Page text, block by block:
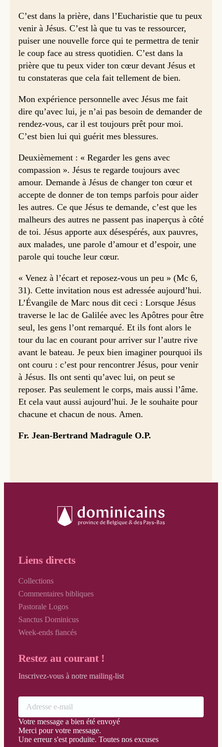
C’est dans la prière, dans l’Eucharistie que tu peux
venir à Jésus. C’est là que tu vas te ressourcer,
puiser une nouvelle force qui te permettra de tenir
le coup face au stress quotidien. C’est dans la
prière que tu peux vider ton cœur devant Jésus et
tu constateras que cela fait tellement de bien.
Mon expérience personnelle avec Jésus me fait
dire qu’avec lui, je n’ai pas besoin de demander de
rendez-vous, car il est toujours prêt pour moi.
C’est bien lui qui guérit mes blessures.
Deuxièmement : « Regarder les gens avec
compassion ». Jésus te regarde toujours avec
amour. Demande à Jésus de changer ton cœur et
accepte de donner de ton temps parfois pour aider
les autres. Ce que Jésus te demande, c’est que les
malheurs des autres ne passent pas inaperçus à côté
de toi. Jésus apporte aux désespérés, aux pauvres,
aux malades, une parole d’amour et d’espoir, une
parole qui touche leur cœur.
« Venez à l’écart et reposez-vous un peu » (Mc 6,
31). Cette invitation nous est adressée aujourd’hui.
L’Évangile de Marc nous dit ceci : Lorsque Jésus
traverse le lac de Galilée avec les Apôtres pour être
seul, les gens l’ont remarqué. Et ils font alors le
tour du lac en courant pour arriver sur l’autre rive
avant le bateau. Je peux bien imaginer pourquoi ils
ont couru : c’est pour rencontrer Jésus, pour venir
à Jésus. Ils ont senti qu’avec lui, on peut se
reposer. Pas seulement le corps, mais aussi l’âme.
Et cela vaut aussi aujourd’hui. Je le souhaite pour
chacune et chacun de nous. Amen.
Fr. Jean-Bertrand Madragule O.P.
Liens directs
Collections
Commentaires bibliques
Pastorale Logos
Sanctus Dominicus
Week-ends fiancés
Restez au courant !
Inscrivez-vous à notre mailing-list
Votre message a bien été envoyé
Merci pour votre message.
Une erreur s'est produite. Toutes nos excuses